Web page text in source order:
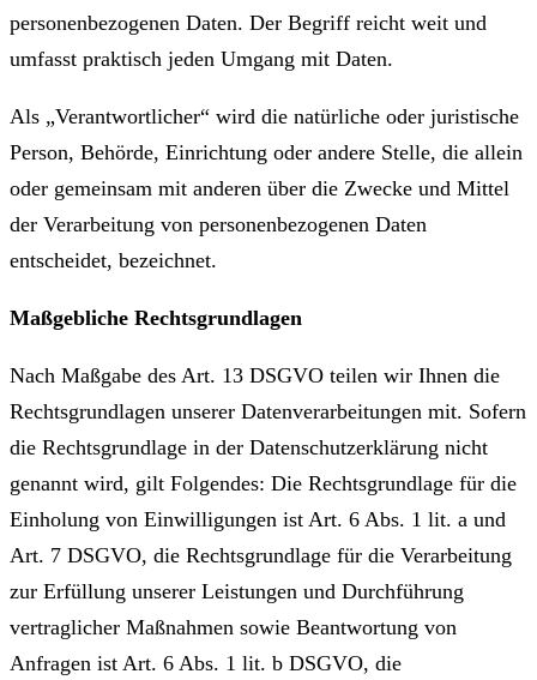
personenbezogenen Daten. Der Begriff reicht weit und
umfasst praktisch jeden Umgang mit Daten.
Als „Verantwortlicher“ wird die natürliche oder juristische
Person, Behörde, Einrichtung oder andere Stelle, die allein
oder gemeinsam mit anderen über die Zwecke und Mittel
der Verarbeitung von personenbezogenen Daten
entscheidet, bezeichnet.
Maßgebliche Rechtsgrundlagen
Nach Maßgabe des Art. 13 DSGVO teilen wir Ihnen die
Rechtsgrundlagen unserer Datenverarbeitungen mit. Sofern
die Rechtsgrundlage in der Datenschutzerklärung nicht
genannt wird, gilt Folgendes: Die Rechtsgrundlage für die
Einholung von Einwilligungen ist Art. 6 Abs. 1 lit. a und
Art. 7 DSGVO, die Rechtsgrundlage für die Verarbeitung
zur Erfüllung unserer Leistungen und Durchführung
vertraglicher Maßnahmen sowie Beantwortung von
Anfragen ist Art. 6 Abs. 1 lit. b DSGVO, die